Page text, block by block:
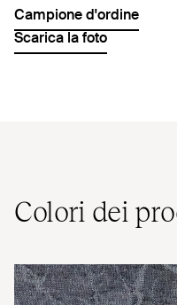
Campione d'ordine
Scarica la foto
Colori dei